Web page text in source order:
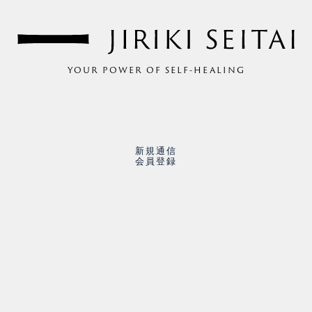
YOUR POWER OF SELF-HEALING
新規通信
会員登録